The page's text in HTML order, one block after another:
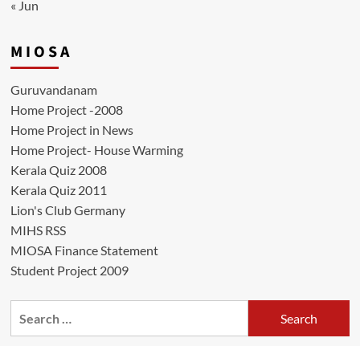
« Jun
M I O S A
Guruvandanam
Home Project -2008
Home Project in News
Home Project- House Warming
Kerala Quiz 2008
Kerala Quiz 2011
Lion's Club Germany
MIHS RSS
MIOSA Finance Statement
Student Project 2009